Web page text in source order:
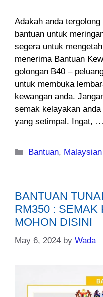
Adakah anda
bantuan untuk
segera untuk
menerima Bantuan
golongan B40 –
untuk membuka
kewangan anda.
semak kelayakan
yang setimpal. Ingat, …
Categories
Bantuan,
BANTUAN
RM350 : SEMAK
MOHON DISINI
May 6, 2024 by Wada